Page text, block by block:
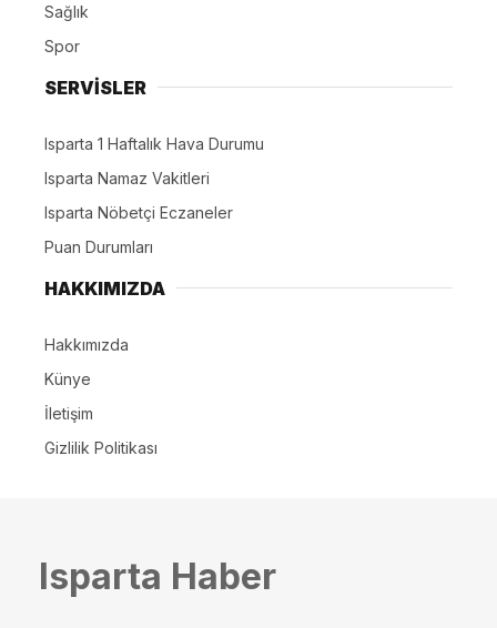
Sağlık
Spor
SERVİSLER
Isparta 1 Haftalık Hava Durumu
Isparta Namaz Vakitleri
Isparta Nöbetçi Eczaneler
Puan Durumları
HAKKIMIZDA
Hakkımızda
Künye
İletişim
Gizlilik Politikası
Isparta Haber